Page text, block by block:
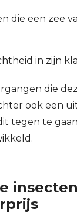
die een zee
in zijn
die
ook een
tegen te